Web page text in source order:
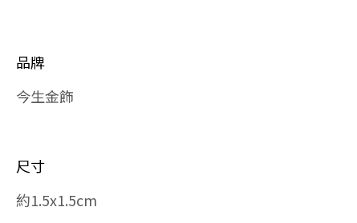
品牌
今生金飾
尺寸
約1.5x1.5cm